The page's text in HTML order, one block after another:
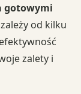
gotowymi
zależy od kilku
zalety i